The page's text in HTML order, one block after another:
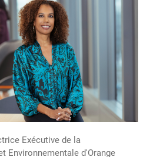
Exécutive de la
Environnementale d'Orange